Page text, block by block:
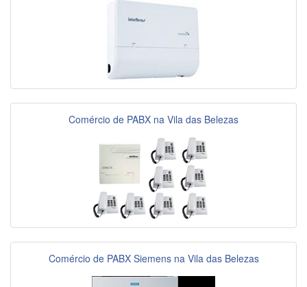
Comércio de PABX na Vila das Belezas
Comércio de PABX Siemens na Vila das Belezas